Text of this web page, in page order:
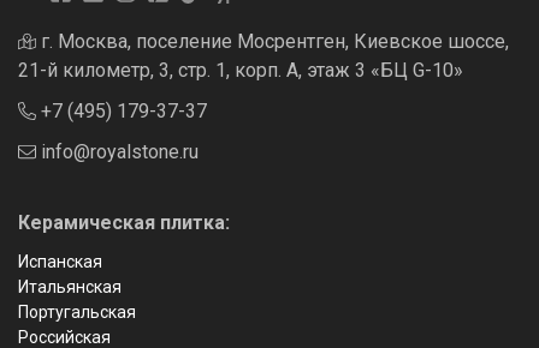
г. Москва, поселение Мосрентген, Киевское шоссе,
21-й километр, 3, стр. 1, корп. А, этаж 3 «БЦ G-10»
+7 (495) 179-37-37
info@royalstone.ru
Керамическая плитка:
Испанская
Итальянская
Португальская
Российская